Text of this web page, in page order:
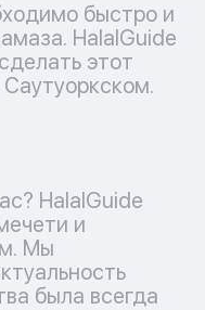
быстро и
HalalGuide
этот
HalalGuide
и
Мы
была всегда